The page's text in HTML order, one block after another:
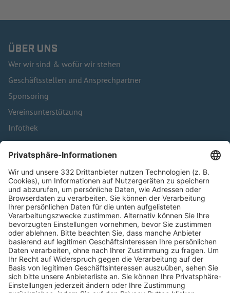
ÜBER UNS
Wer wir sind & wofür wir stehen
Geschäftsstellen und Ansprechpartner
Sponsoring
Vereinsunterstützung
Infothek
Kontakt
HÄUFIG BESUCHTE SEITEN
Pässe und Vereinswechsel
Trainerausbildung
Schulungsangebot Vereinsmitarbeiter
BFV-Geschäftsstellen
Trainerbörse
Login SpielPlus